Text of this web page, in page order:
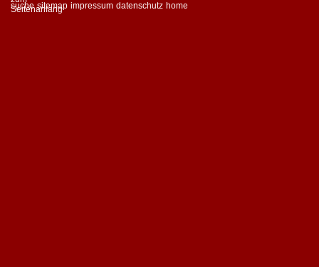
suche sitemap impressum datenschutz home